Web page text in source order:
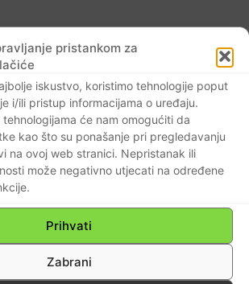
pristankom za
iskustvo, koristimo tehnologije poput
i/ili pristup informacijama o uređaju.
tehnologijama će nam omogućiti da
kao što su ponašanje pri pregledavanju
na ovoj web stranici. Nepristanak ili
može negativno utjecati na određene
Prihvati
Zabrani
zbog tri ruke u Hrvatskom
PRAVICE